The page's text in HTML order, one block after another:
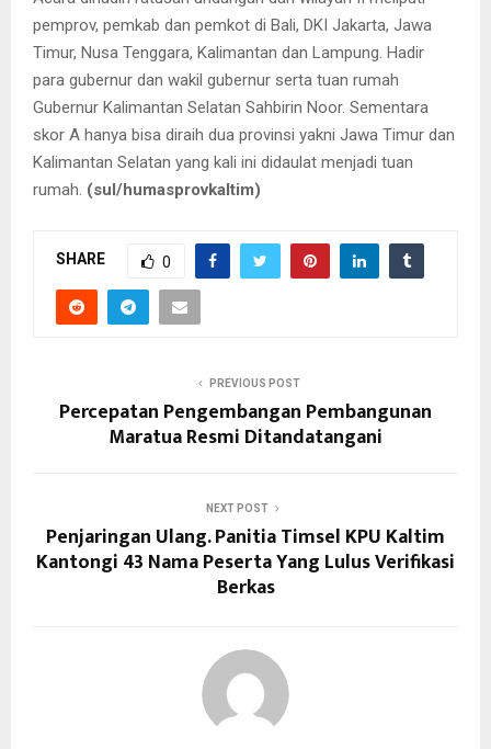
pemprov, pemkab dan pemkot di Bali, DKI Jakarta, Jawa
Timur, Nusa Tenggara, Kalimantan dan Lampung. Hadir
para gubernur dan wakil gubernur serta tuan rumah
Gubernur Kalimantan Selatan Sahbirin Noor. Sementara
skor A hanya bisa diraih dua provinsi yakni Jawa Timur dan
Kalimantan Selatan yang kali ini didaulat menjadi tuan
rumah. (sul/humasprovkaltim)
SHARE 0
PREVIOUS POST
Percepatan Pengembangan Pembangunan
Maratua Resmi Ditandatangani
NEXT POST
Penjaringan Ulang. Panitia Timsel KPU Kaltim
Kantongi 43 Nama Peserta Yang Lulus Verifikasi
Berkas